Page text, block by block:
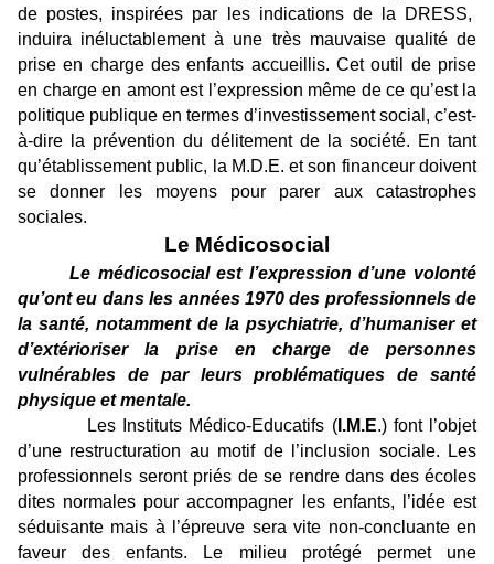
de postes, inspirées par les indications de la DRESS,
induira inéluctablement à une très mauvaise qualité de
prise en charge des enfants accueillis. Cet outil de prise
en charge en amont est l’expression même de ce qu’est la
politique publique en termes d’investissement social, c’est-
à-dire la prévention du délitement de la société. En tant
qu’établissement public, la M.D.E. et son financeur doivent
se donner les moyens pour parer aux catastrophes
sociales.
Le Médicosocial
Le médicosocial est l’expression d’une volonté
qu’ont eu dans les années 1970 des professionnels de
la santé, notamment de la psychiatrie, d’humaniser et
d’extérioriser la prise en charge de personnes
vulnérables de par leurs problématiques de santé
physique et mentale.
Les Instituts Médico-Educatifs (I.M.E.) font l’objet
d’une restructuration au motif de l’inclusion sociale. Les
professionnels seront priés de se rendre dans des écoles
dites normales pour accompagner les enfants, l’idée est
séduisante mais à l’épreuve sera vite non-concluante en
faveur des enfants. Le milieu protégé permet une